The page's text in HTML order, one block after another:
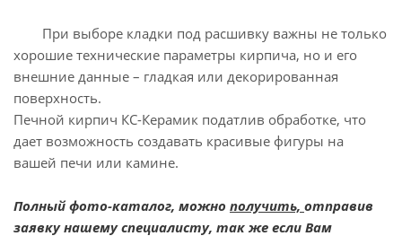
При выборе кладки под расшивку важны не только
хорошие технические параметры кирпича, но и его
внешние данные – гладкая или декорированная
поверхность.
Печной кирпич КС-Керамик податлив обработке, что
дает возможность создавать красивые фигуры на
вашей печи или камине.
Полный фото-каталог, можно получить, отправив
заявку нашему специалисту, так же если Вам